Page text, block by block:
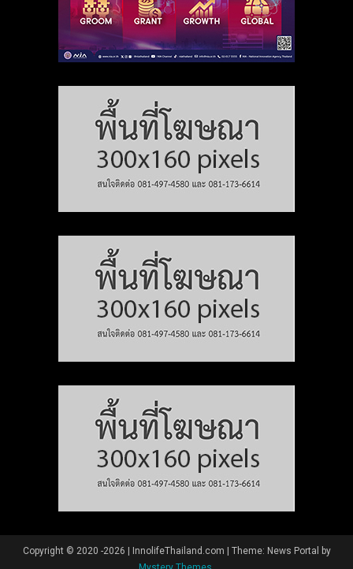
Copyright © 2020 -2026 | InnolifeThailand.com
Theme: News Portal by